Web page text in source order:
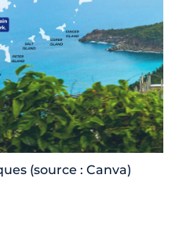
(source : Canva)